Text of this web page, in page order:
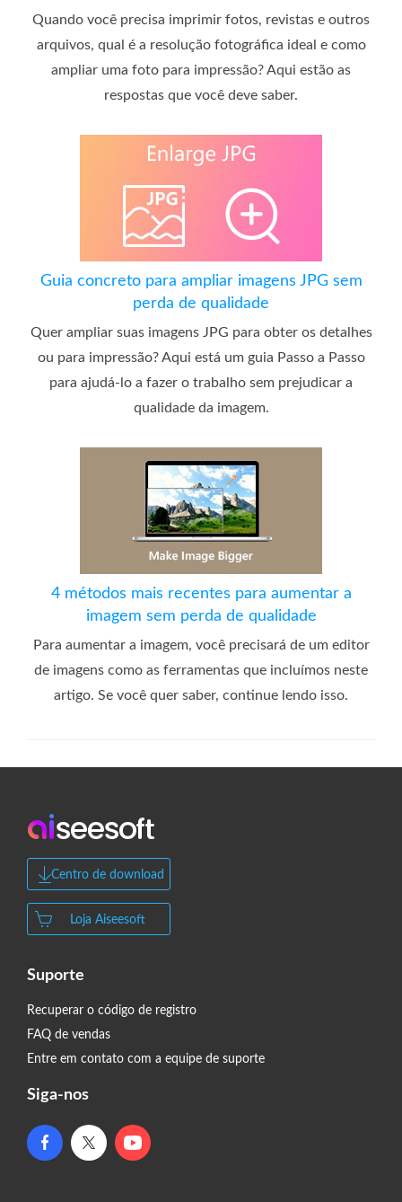
Quando você precisa imprimir fotos, revistas e outros
arquivos, qual é a resolução fotográfica ideal e como
ampliar uma foto para impressão? Aqui estão as
respostas que você deve saber.
Guia concreto para ampliar imagens JPG sem
perda de qualidade
Quer ampliar suas imagens JPG para obter os detalhes
ou para impressão? Aqui está um guia Passo a Passo
para ajudá-lo a fazer o trabalho sem prejudicar a
qualidade da imagem.
4 métodos mais recentes para aumentar a
imagem sem perda de qualidade
Para aumentar a imagem, você precisará de um editor
de imagens como as ferramentas que incluímos neste
artigo. Se você quer saber, continue lendo isso.
Centro de download
Loja Aiseesoft
Suporte
Recuperar o código de registro
FAQ de vendas
Entre em contato com a equipe de suporte
Siga-nos